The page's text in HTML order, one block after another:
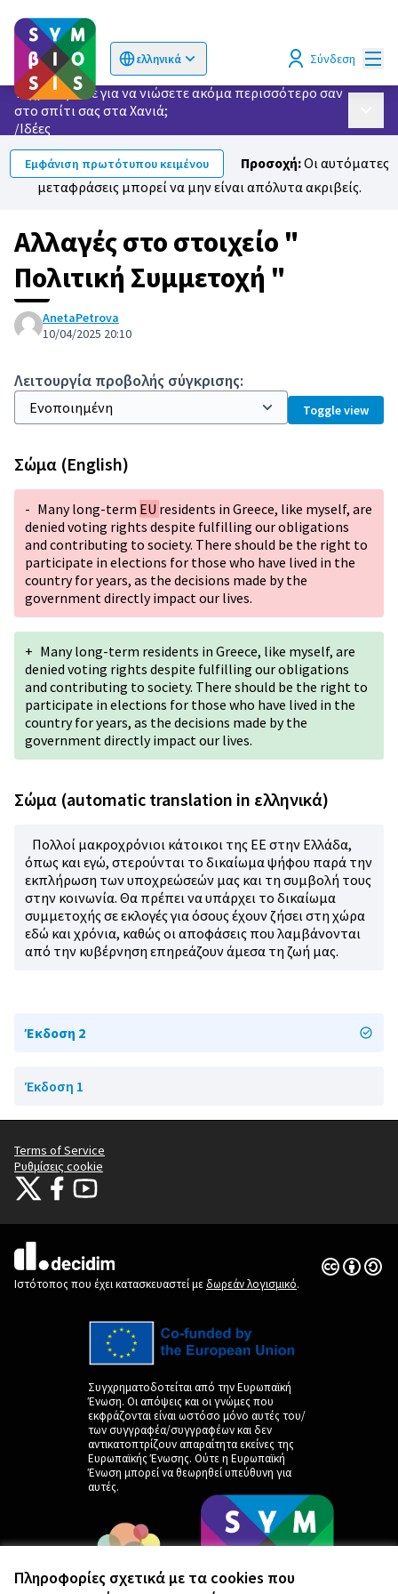
Πληροφορίες σχετικά με τα cookies που
ελληνικά
Choose language Επιλογή γλώσσας Σύνδεση
Τι χρειάζεστε για να νιώσετε ακόμα περισσότερο σαν
στο σπίτι σας στα Χανιά;
/Ιδέες
Εμφάνιση πρωτότυπου κειμένου Προσοχή:Οι αυτόματες
μεταφράσεις μπορεί να μην είναι απόλυτα ακριβείς.
Αλλαγές στο στοιχείο "
Πολιτική Συμμετοχή "
AnetaPetrova
10/04/2025 20:10
Λειτουργία προβολής σύγκρισης:
Toggle view
Σώμα (English)
- Many long-term EU residents in Greece, like myself, are
denied voting rights despite fulfilling our obligations
and contributing to society. There should be the right to
participate in elections for those who have lived in the
country for years, as the decisions made by the
government directly impact our lives.
+ Many long-term residents in Greece, like myself, are
denied voting rights despite fulfilling our obligations
and contributing to society. There should be the right to
participate in elections for those who have lived in the
country for years, as the decisions made by the
government directly impact our lives.
Σώμα (automatic translation in ελληνικά)
Πολλοί μακροχρόνιοι κάτοικοι της ΕΕ στην Ελλάδα,
όπως και εγώ, στερούνται το δικαίωμα ψήφου παρά την
εκπλήρωση των υποχρεώσεών μας και τη συμβολή τους
στην κοινωνία. Θα πρέπει να υπάρχει το δικαίωμα
συμμετοχής σε εκλογές για όσους έχουν ζήσει στη χώρα
εδώ και χρόνια, καθώς οι αποφάσεις που λαμβάνονται
από την κυβέρνηση επηρεάζουν άμεσα τη ζωή μας.
Έκδοση 2
Έκδοση 1
Terms of Service
Ρυθμίσεις cookie
Citizens Participation Portal at X
Ο οργανισμός Citizens Participation Portal στο Facebook
Ο οργανισμός Citizens Participation Portal στο YouTube
(Εξωτερική σύνδεση)
Ιστότοπος που έχει κατασκευαστεί με δωρεάν λογισμικό.
Άδεια
(Εξωτερική
Συγχρηματοδοτείται από την Ευρωπαϊκή
Ένωση. Οι απόψεις και οι γνώμες που
εκφράζονται είναι ωστόσο μόνο αυτές του/
των συγγραφέα/συγγραφέων και δεν
αντικατοπτρίζουν απαραίτητα εκείνες της
Ευρωπαϊκής Ένωσης. Ούτε η Ευρωπαϊκή
Ένωση μπορεί να θεωρηθεί υπεύθυνη για
αυτές.